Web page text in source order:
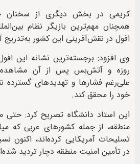
کریمی در بخش دیگری از سخنان
همچنان مهم‌ترین بازیگر نظام
افول در نقش‌آفرینی این کشور
روزه و آتش‌بس پس از آن مشاهده
علی‌رغم فشارها و تهدیدهای گسترده
خود را محقق کند.
این استاد دانشگاه تصریح کرد: حتی
منطقه، از جمله کشورهای عربی که
تسلیحات آمریکایی کرده‌اند، اکنون
در تأمین امنیت منطقه دچار تردید